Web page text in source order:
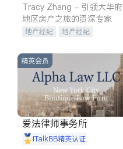
Tracy Zhang - 引领大华府
地区房产之旅的资深专家
地产经纪
地产经纪
商铺租售
精英会员
爱法律师事务所
iTalkBB精英认证